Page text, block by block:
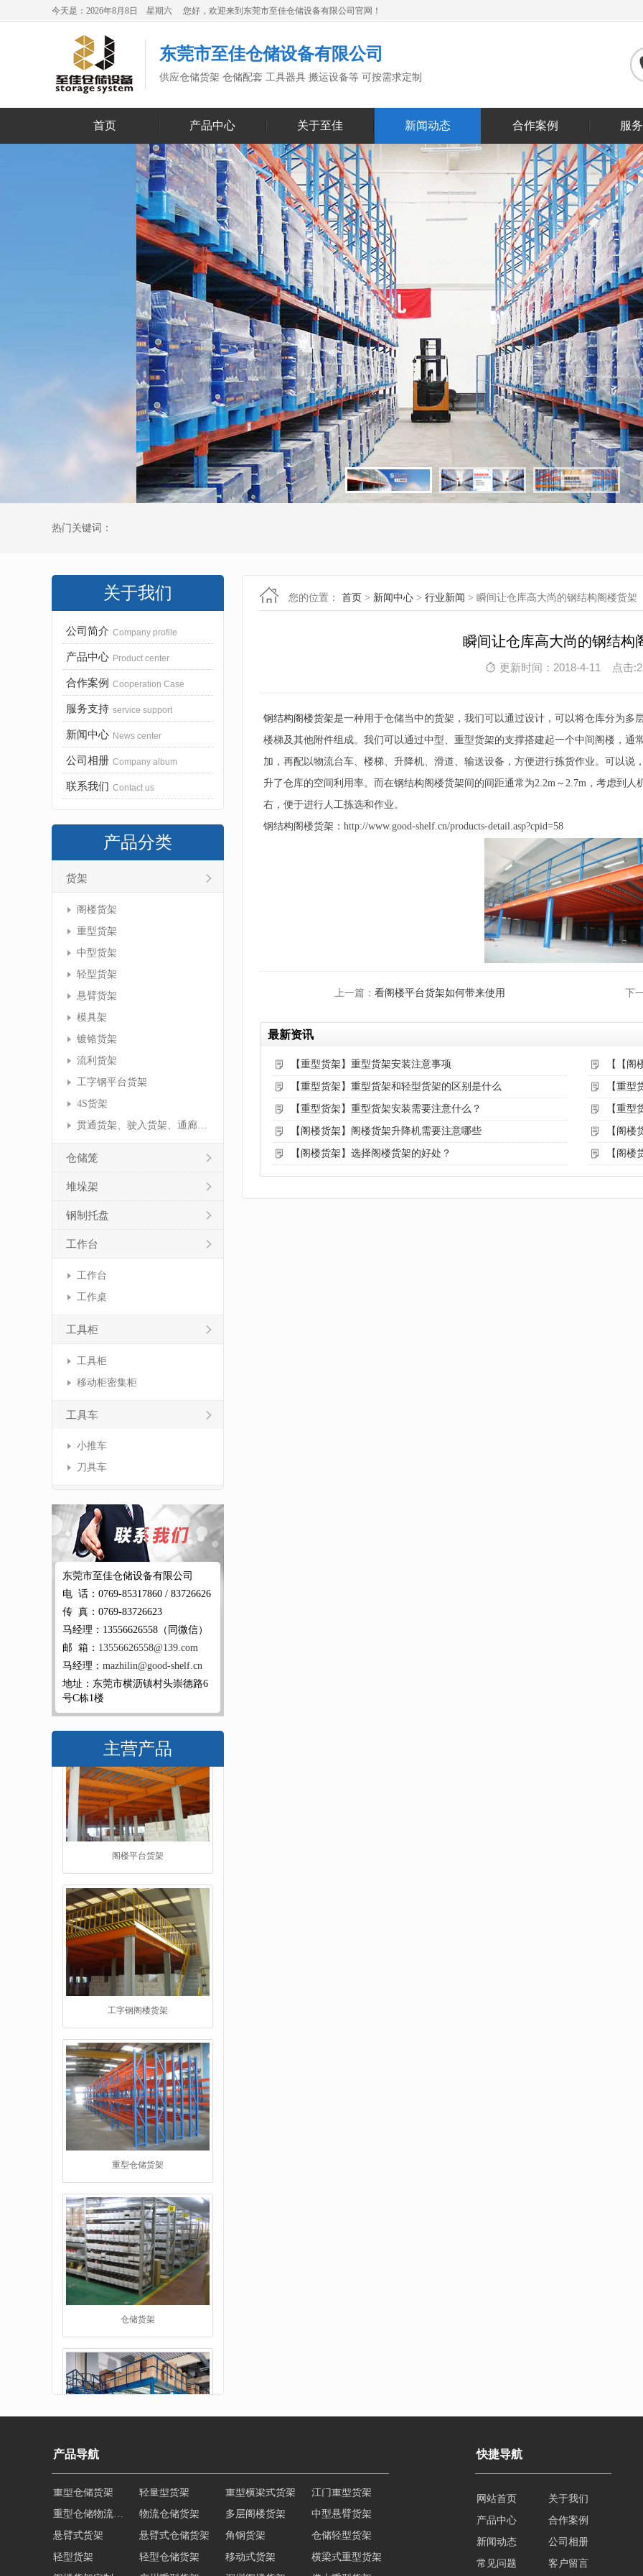
今天是：2026年8月8日 星期六 您好，欢迎来到东莞市至佳仓储设备有限公司官网！
东莞市至佳仓储设备有限公司
供应仓储货架 仓储配套 工具器具 搬运设备等 可按需求定制
首页 产品中心 关于至佳 新闻动态 合作案例 服
热门关键词：
关于我们
公司简介 Company profile
产品中心 Product center
合作案例 Cooperation Case
服务支持 service support
新闻中心 News center
公司相册 Company album
联系我们 Contact us
产品分类
货架
阁楼货架
重型货架
中型货架
轻型货架
悬臂货架
模具架
镀铬货架
流利货架
工字钢平台货架
4S货架
贯通货架、驶入货架、通廊货架
仓储笼
堆垛架
钢制托盘
工作台
工作台
工作桌
工具柜
工具柜
移动柜密集柜
工具车
小推车
刀具车
东莞市至佳仓储设备有限公司
电 话：0769-85317860 / 83726626
传 真：0769-83726623
马经理：13556626558（同微信）
邮 箱： 13556626558@139.com
马经理： mazhilin@good-shelf.cn
地址：东莞市横沥镇村头崇德路6
号C栋1楼
主营产品
工字钢阁楼货架
重型仓储货架
仓储货架
阁楼货架
重型货架
您的位置： 首页 > 新闻中心 > 行业新闻 > 瞬间让仓库高大尚的钢结构阁楼货架
瞬间让仓库高大尚的钢结构
更新时间：2018-4-11 点击
钢结构阁楼货架是一种用于仓储当中的货架，我们可以通过设计，可以将仓库分为多
楼梯及其他附件组成。我们可以通过中型、重型货架的支撑搭建起一个中间阁楼，通
加，再配以物流台车、楼梯、升降机、滑道、输送设备，方便进行拣货作业。可以
升了仓库的空间利用率。而在钢结构阁楼货架间的间距通常为2.2m～2.7m，考虑到
右，便于进行人工拣选和作业。
钢结构阁楼货架：http://www.good-shelf.cn/products-detail.asp?cpid=58
上一篇： 看阁楼平台货架如何带来使用 下
最新资讯
【重型货架】重型货架安装注意事项 【【阁
【重型货架】重型货架和轻型货架的区别是什么 【重型
【重型货架】重型货架安装需要注意什么？ 【重型
【阁楼货架】阁楼货架升降机需要注意哪些 【阁
【阁楼货架】选择阁楼货架的好处？ 【阁楼
产品导航
物流仓储货架 多层阁楼货架
中型悬臂货架
悬臂式货架
悬臂式仓储货架 角钢货架
仓储轻型货架
轻型货架
轻型仓储货架 移动式货架
横梁式重型货架
阁楼货架定制
广州重型货架 深圳阁楼货架 佛山重型货架
快捷导航
网站首页
关于我们
产品中心
合作案例
新闻动态
公司相册
常见问题
客户留言